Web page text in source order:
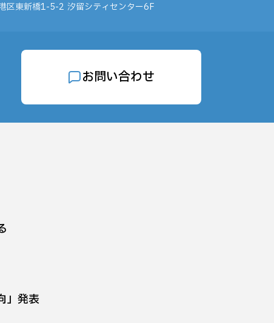
区東新橋1-5-2 汐留シティセンター6F
お問い合わせ
」発表